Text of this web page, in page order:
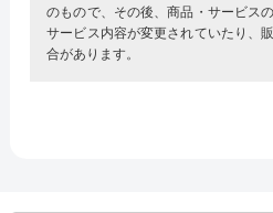
のもので、その後、商品・サービス
サービス内容が変更されていたり、
合があります。